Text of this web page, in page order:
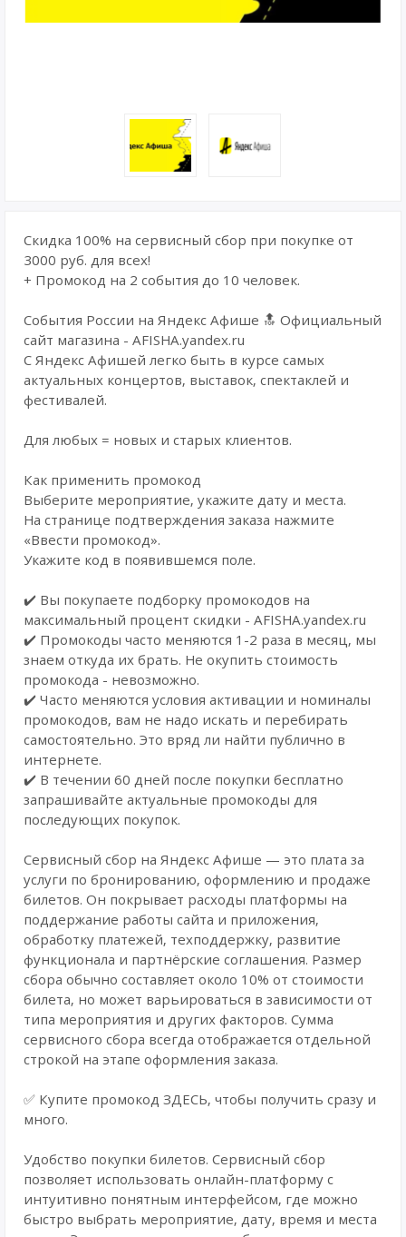
Скидка 100% на сервисный сбор при покупке от
3000 руб. для всех!
+ Промокод на 2 события до 10 человек.
События России на Яндекс Афише 🔝 Официальный
сайт магазина - AFISHA.yandex.ru
С Яндекс Афишей легко быть в курсе самых
актуальных концертов, выставок, спектаклей и
фестивалей.
Для любых = новых и старых клиентов.
Как применить промокод
Выберите мероприятие, укажите дату и места.
На странице подтверждения заказа нажмите
«Ввести промокод».
Укажите код в появившемся поле.
✔️ Вы покупаете подборку промокодов на
максимальный процент скидки - AFISHA.yandex.ru
✔️ Промокоды часто меняются 1-2 раза в месяц, мы
знаем откуда их брать. Не окупить стоимость
промокода - невозможно.
✔️ Часто меняются условия активации и номиналы
промокодов, вам не надо искать и перебирать
самостоятельно. Это вряд ли найти публично в
интернете.
✔️ В течении 60 дней после покупки бесплатно
запрашивайте актуальные промокоды для
последующих покупок.
Сервисный сбор на Яндекс Афише — это плата за
услуги по бронированию, оформлению и продаже
билетов. Он покрывает расходы платформы на
поддержание работы сайта и приложения,
обработку платежей, техподдержку, развитие
функционала и партнёрские соглашения. Размер
сбора обычно составляет около 10% от стоимости
билета, но может варьироваться в зависимости от
типа мероприятия и других факторов. Сумма
сервисного сбора всегда отображается отдельной
строкой на этапе оформления заказа.
✅ Купите промокод ЗДЕСЬ, чтобы получить сразу и
много.
Удобство покупки билетов. Сервисный сбор
позволяет использовать онлайн-платформу с
интуитивно понятным интерфейсом, где можно
быстро выбрать мероприятие, дату, время и места